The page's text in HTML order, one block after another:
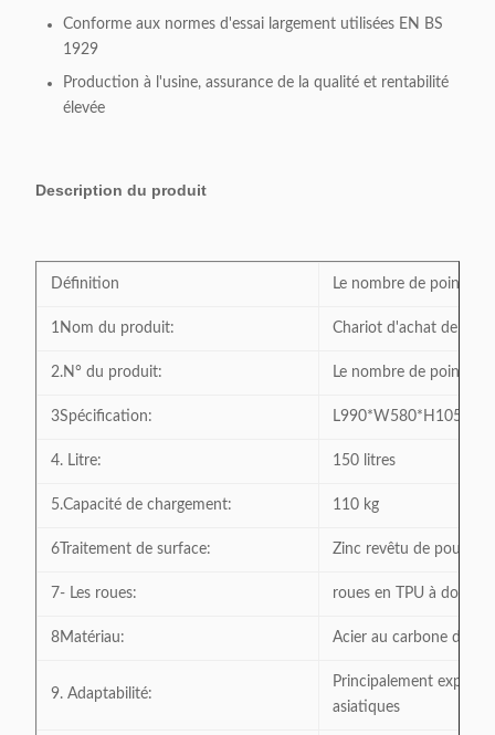
Conforme aux normes d'essai largement utilisées EN BS
1929
Production à l'usine, assurance de la qualité et rentabilité
élevée
Description du produit
Définition Le nombre de points
1Nom du produit: Chariot d'achat de 150
2.N° du produit: Le nombre de points
3Spécification: L990*W580*H1050
4. Litre: 150 litres
5.Capacité de chargement: 110 kg
6Traitement de surface: Zinc revêtu de poudre
7- Les roues: roues en TPU à double
8Matériau: Acier au carbone de
9. Adaptabilité:
Principalement exporté
asiatiques